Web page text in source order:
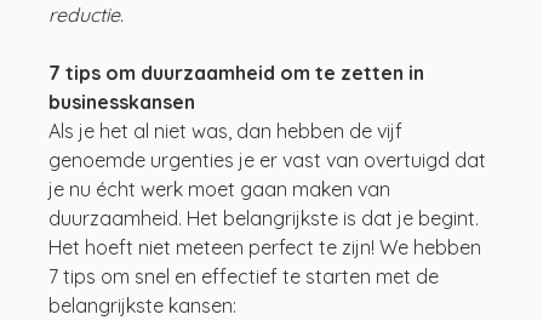
reductie.
7 tips om duurzaamheid om te zetten in
businesskansen
Als je het al niet was, dan hebben de vijf
genoemde urgenties je er vast van overtuigd dat
je nu écht werk moet gaan maken van
duurzaamheid. Het belangrijkste is dat je begint.
Het hoeft niet meteen perfect te zijn! We hebben
7 tips om snel en effectief te starten met de
belangrijkste kansen: